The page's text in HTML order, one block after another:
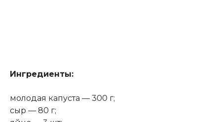
Ингредиенты:
молодая капуста — 300 г;
сыр — 80 г;